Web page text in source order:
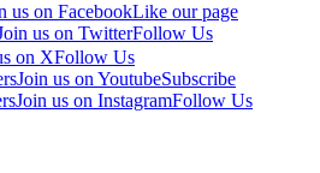
us on FacebookLike our page
us on TwitterFollow Us
on XFollow Us
Join us on YoutubeSubscribe
Join us on InstagramFollow Us